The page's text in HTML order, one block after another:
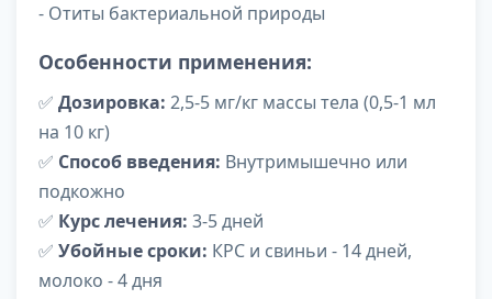
- Отиты бактериальной природы
Особенности применения:
✅ Дозировка: 2,5-5 мг/кг массы тела (0,5-1 мл
на 10 кг)
✅ Способ введения: Внутримышечно или
подкожно
✅ Курс лечения: 3-5 дней
✅ Убойные сроки: КРС и свиньи - 14 дней,
молоко - 4 дня